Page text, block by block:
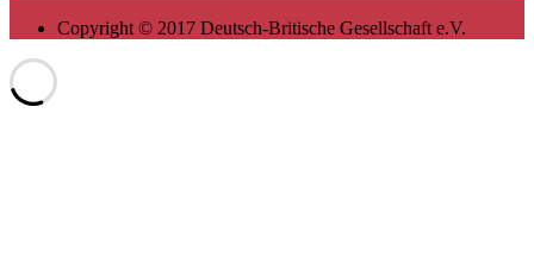
Copyright © 2017 Deutsch-Britische Gesellschaft e.V.